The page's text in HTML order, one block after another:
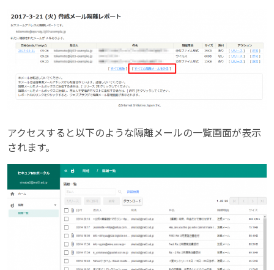
アクセスすると以下のような隔離メールの一覧画面が表示
されます。